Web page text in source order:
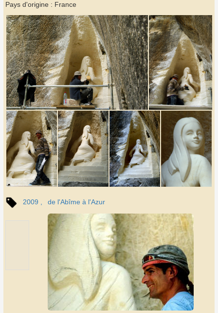
Pays d'origine : France
2009 de l'Abîme à l'Azur